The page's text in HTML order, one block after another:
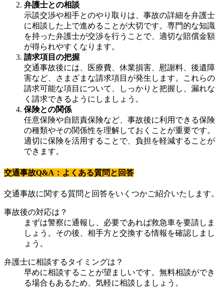
弁護士との相談
示談交渉や相手とのやり取りは、事故の詳細を弁護士
に相談した上で進めることが大切です。専門的な知識
を持った弁護士が交渉を行うことで、適切な賠償金額
が得られやすくなります。
請求項目の把握
交通事故後には、医療費、休業損害、慰謝料、後遺障
害など、さまざまな請求項目が発生します。これらの
請求可能な項目について、しっかりと把握し、漏れな
く請求できるようにしましょう。
保険との関係
任意保険や自賠責保険など、事故後に利用できる保険
の種類やその関係性を理解しておくことが重要です。
適切に保険を活用することで、負担を軽減することが
できます。
交通事故Q&A：よくある質問と回答
交通事故に関する質問と回答をいくつかご紹介いたします。
事故後の対応は？
まずは警察に通報し、必要であれば救急車を要請しま
しょう。その後、相手方と交換する情報を確認しまし
ょう。
弁護士に相談するタイミングは？
早めに相談することが望ましいです。無料相談ができ
る場合もあるため、気軽に相談しましょう。